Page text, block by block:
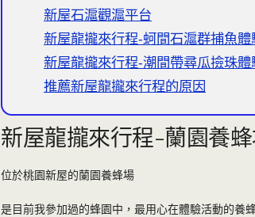
新屋石滬觀滬平台
新屋龍攏來行程-蚵間石滬群捕魚體
新屋龍攏來行程-潮間帶尋瓜撿珠體
推薦新屋龍攏來行程的原因
新屋龍攏來行程-蘭園養
位於桃園新屋的蘭園養蜂場
是目前我參加過的蜂園中，最用心在體驗活動的養